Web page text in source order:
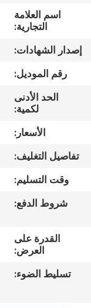
معلومات
جولة
مراقبة
الجودة
اتصل
اقتباس
اسم العلامة
التجارية:
إصدار الشهادات:
رقم الموديل:
الحد الأدنى
لكمية:
الأسعار:
تفاصيل التغليف:
وقت التسليم:
شروط الدفع:
القدرة على
العرض:
تسليط الضوء: